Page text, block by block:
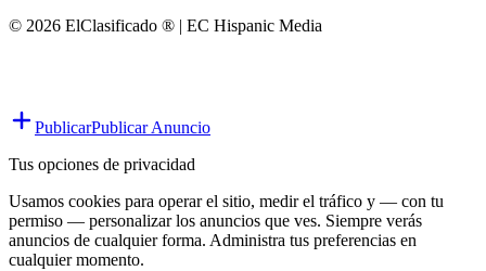
© 2026 ElClasificado ® | EC Hispanic Media
PublicarPublicar Anuncio
Tus opciones de privacidad
Usamos cookies para operar el sitio, medir el tráfico y — con tu
permiso — personalizar los anuncios que ves. Siempre verás
anuncios de cualquier forma. Administra tus preferencias en
cualquier momento.